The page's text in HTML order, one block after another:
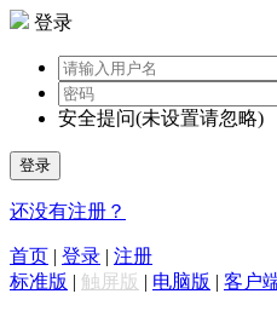
登录
安全提问(未设置请忽略)
登录
还没有注册？
首页 | 登录 | 注册
标准版 | 触屏版 | 电脑版 | 客户